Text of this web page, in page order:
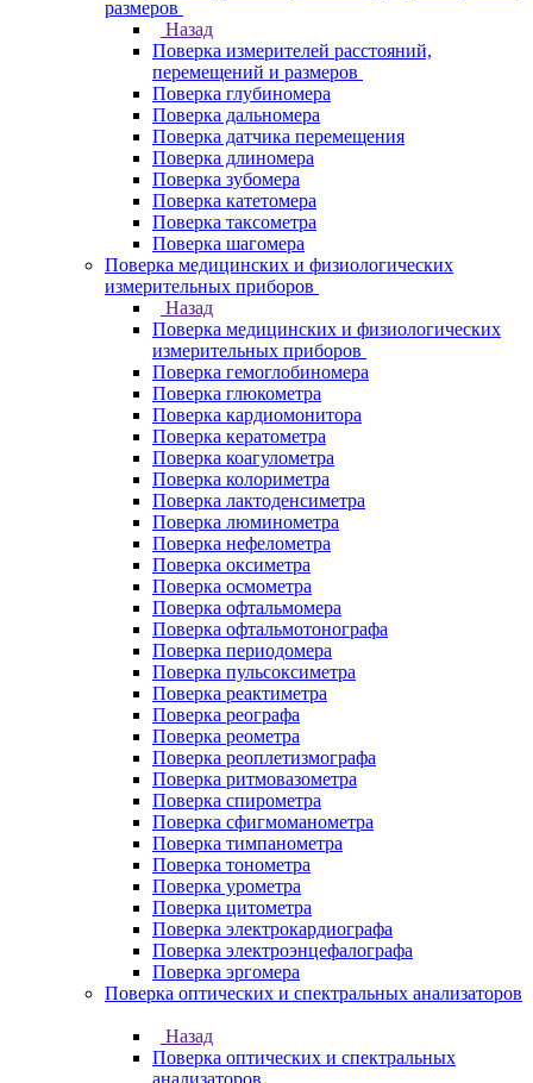
размеров
Назад
Поверка измерителей расстояний,
перемещений и размеров
Поверка глубиномера
Поверка дальномера
Поверка датчика перемещения
Поверка длиномера
Поверка зубомера
Поверка катетомера
Поверка таксометра
Поверка шагомера
Поверка медицинских и физиологических
измерительных приборов
Назад
Поверка медицинских и физиологических
измерительных приборов
Поверка гемоглобиномера
Поверка глюкометра
Поверка кардиомонитора
Поверка кератометра
Поверка коагулометра
Поверка колориметра
Поверка лактоденсиметра
Поверка люминометра
Поверка нефелометра
Поверка оксиметра
Поверка осмометра
Поверка офтальмомера
Поверка офтальмотонографа
Поверка периодомера
Поверка пульсоксиметра
Поверка реактиметра
Поверка реографа
Поверка реометра
Поверка реоплетизмографа
Поверка ритмовазометра
Поверка спирометра
Поверка сфигмоманометра
Поверка тимпанометра
Поверка тонометра
Поверка урометра
Поверка цитометра
Поверка электрокардиографа
Поверка электроэнцефалографа
Поверка эргомера
Поверка оптических и спектральных анализаторов
Назад
Поверка оптических и спектральных
анализаторов